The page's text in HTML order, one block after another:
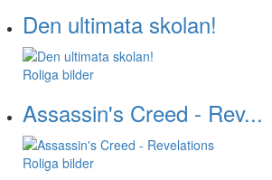
Den ultimata skolan!
Roliga bilder
Assassin's Creed - Rev...
Roliga bilder